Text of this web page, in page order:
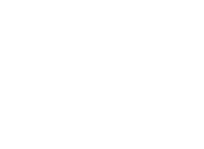
Schlechte
Kohleausstieg
Unaufhaltsamer
Meinungsmache